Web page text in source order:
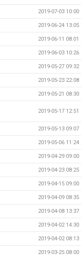
2019-07-03 10:00
2019-06-24 13:05
2019-06-11 08:01
2019-06-03 10:26
2019-05-27 09:32
2019-05-23 22:08
2019-05-21 08:30
2019-05-17 12:51
2019-05-13 09:07
2019-05-06 11:24
2019-04-29 09:00
2019-04-23 08:25
2019-04-15 09:00
2019-04-09 08:35
2019-04-08 13:37
2019-04-02 14:30
2019-04-02 08:13
2019-03-25 08:00